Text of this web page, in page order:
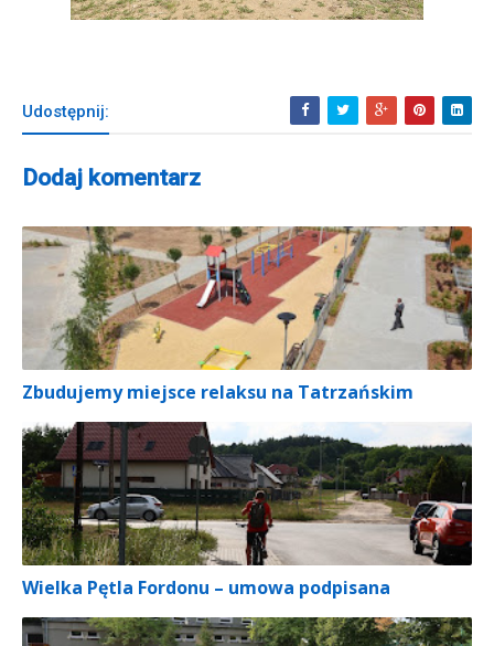
Udostępnij:
Dodaj komentarz
Zbudujemy miejsce relaksu na Tatrzańskim
Wielka Pętla Fordonu – umowa podpisana